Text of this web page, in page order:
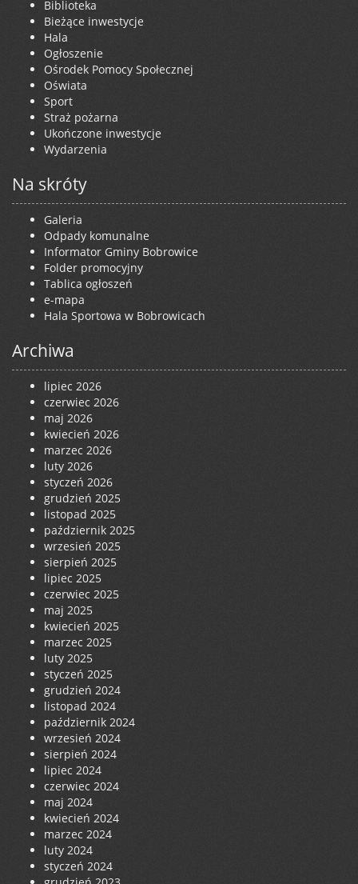
Biblioteka
Bieżące inwestycje
Hala
Ogłoszenie
Ośrodek Pomocy Społecznej
Oświata
Sport
Straż pożarna
Ukończone inwestycje
Wydarzenia
Na skróty
Galeria
Odpady komunalne
Informator Gminy Bobrowice
Folder promocyjny
Tablica ogłoszeń
e-mapa
Hala Sportowa w Bobrowicach
Archiwa
lipiec 2026
czerwiec 2026
maj 2026
kwiecień 2026
marzec 2026
luty 2026
styczeń 2026
grudzień 2025
listopad 2025
październik 2025
wrzesień 2025
sierpień 2025
lipiec 2025
czerwiec 2025
maj 2025
kwiecień 2025
marzec 2025
luty 2025
styczeń 2025
grudzień 2024
listopad 2024
październik 2024
wrzesień 2024
sierpień 2024
lipiec 2024
czerwiec 2024
maj 2024
kwiecień 2024
marzec 2024
luty 2024
styczeń 2024